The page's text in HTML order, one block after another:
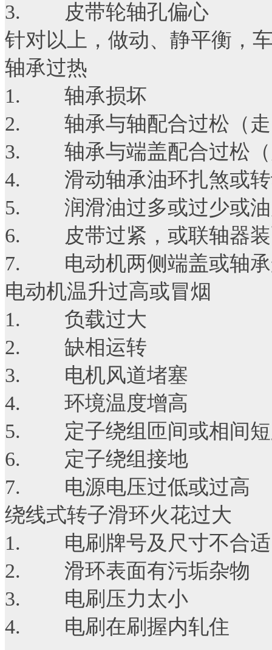
3. 皮带轮轴孔偏心
针对以上，做动、静平衡，
轴承过热
1. 轴承损坏
2. 轴承与轴配合过松（走
3. 轴承与端盖配合过松（
4. 滑动轴承油环扎煞或转
5. 润滑油过多或过少或油
6. 皮带过紧，或联轴器装
7. 电动机两侧端盖或轴承
电动机温升过高或冒烟
1. 负载过大
2. 缺相运转
3. 电机风道堵塞
4. 环境温度增高
5. 定子绕组匝间或相间
6. 定子绕组接地
7. 电源电压过低或过高
绕线式转子滑环火花过大
1. 电刷牌号及尺寸不合适
2. 滑环表面有污垢杂物
3. 电刷压力太小
4. 电刷在刷握内轧住